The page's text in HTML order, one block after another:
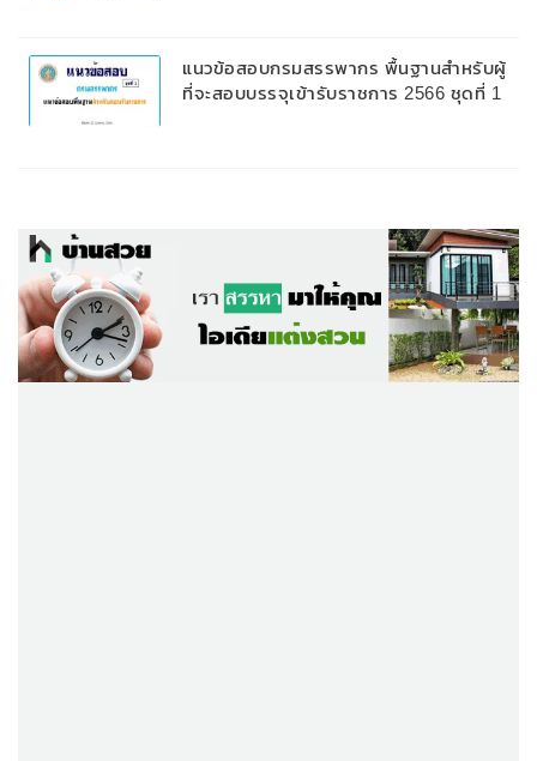
แนวข้อสอบกรมสรรพากร พื้นฐานสำหรับผู้
ที่จะสอบบรรจุเข้ารับราชการ 2566 ชุดที่ 1